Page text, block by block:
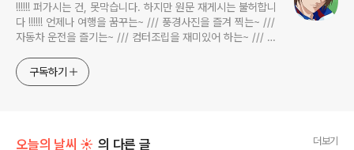
!!!!!! 퍼가시는 건, 못막습니다. 하지만 원문 재게시는 불허합니
다 !!!!!! 언제나 여행을 꿈꾸는~ /// 풍경사진을 즐겨 찍는~ ///
자동차 운전을 즐기는~ /// 컴터조립을 재미있어 하는~ /// 고
식하는 미드가 있는~ /// 사회적 이슈에 발언하는~ 不老巨
구독하기
오늘의 날씨 ☀ 의 다른 글 더보기